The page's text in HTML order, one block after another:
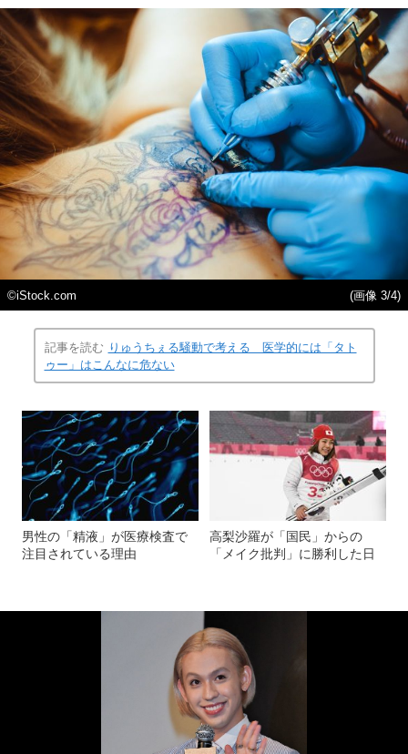
©iStock.com (画像 3/4)
記事を読む りゅうちぇる騒動で考える 医学的には「タト
ゥー」はこんなに危ない
男性の「精液」が医療検査で
注目されている理由
高梨沙羅が「国民」からの
「メイク批判」に勝利した日